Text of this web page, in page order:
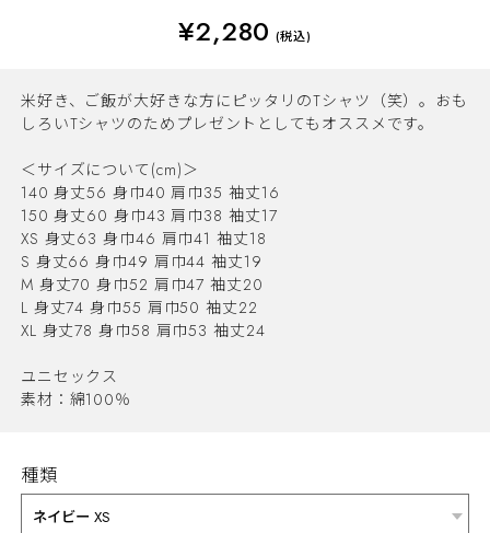
¥2,280 (税込)
米好き、ご飯が大好きな方にピッタリのTシャツ（笑）。おも
しろいTシャツのためプレゼントとしてもオススメです。
＜サイズについて(cm)＞
140 身丈56 身巾40 肩巾35 袖丈16
150 身丈60 身巾43 肩巾38 袖丈17
XS 身丈63 身巾46 肩巾41 袖丈18
S 身丈66 身巾49 肩巾44 袖丈19
M 身丈70 身巾52 肩巾47 袖丈20
L 身丈74 身巾55 肩巾50 袖丈22
XL 身丈78 身巾58 肩巾53 袖丈24
ユニセックス
素材：綿100％
種類